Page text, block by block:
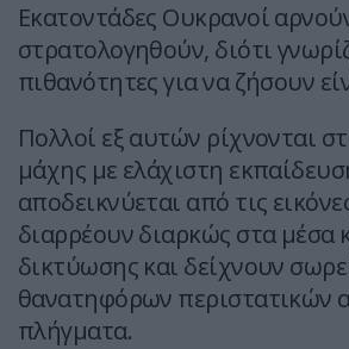
Εκατοντάδες Ουκρανοί
στρατολογηθούν, διότι
πιθανότητες για να ζήσουν
Πολλοί εξ αυτών ρίχνονται
μάχης με ελάχιστη
αποδεικνύεται από τις
διαρρέουν διαρκώς στα μέσα
δικτύωσης και δείχνουν
θανατηφόρων περιστατικών
πλήγματα.